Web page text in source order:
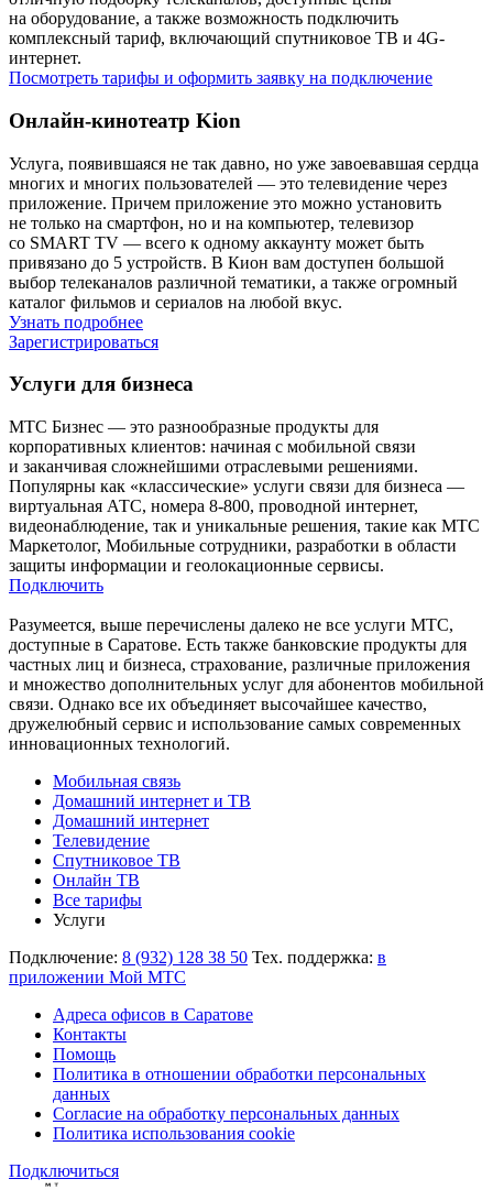
на оборудование, а также возможность подключить
комплексный тариф, включающий спутниковое ТВ и 4G-
интернет.
Посмотреть тарифы и оформить заявку на подключение
Онлайн-кинотеатр Kion
Услуга, появившаяся не так давно, но уже завоевавшая сердца
многих и многих пользователей — это телевидение через
приложение. Причем приложение это можно установить
не только на смартфон, но и на компьютер, телевизор
со SMART TV — всего к одному аккаунту может быть
привязано до 5 устройств. В Кион вам доступен большой
выбор телеканалов различной тематики, а также огромный
каталог фильмов и сериалов на любой вкус.
Узнать подробнее
Зарегистрироваться
Услуги для бизнеса
МТС Бизнес — это разнообразные продукты для
корпоративных клиентов: начиная с мобильной связи
и заканчивая сложнейшими отраслевыми решениями.
Популярны как «классические» услуги связи для бизнеса —
виртуальная АТС, номера 8-800, проводной интернет,
видеонаблюдение, так и уникальные решения, такие как МТС
Маркетолог, Мобильные сотрудники, разработки в области
защиты информации и геолокационные сервисы.
Подключить
Разумеется, выше перечислены далеко не все услуги МТС,
доступные в Саратове. Есть также банковские продукты для
частных лиц и бизнеса, страхование, различные приложения
и множество дополнительных услуг для абонентов мобильной
связи. Однако все их объединяет высочайшее качество,
дружелюбный сервис и использование самых современных
инновационных технологий.
Мобильная связь
Домашний интернет и ТВ
Домашний интернет
Телевидение
Спутниковое ТВ
Онлайн ТВ
Все тарифы
Услуги
Подключение: 8 (932) 128 38 50 Тех. поддержка: в
приложении Мой МТС
Адреса офисов в Саратове
Контакты
Помощь
Политика в отношении обработки персональных
данных
Согласие на обработку персональных данных
Политика использования cookie
Подключиться